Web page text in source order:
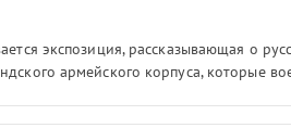
экспозиция, рассказывающая о
армейского корпуса, которые